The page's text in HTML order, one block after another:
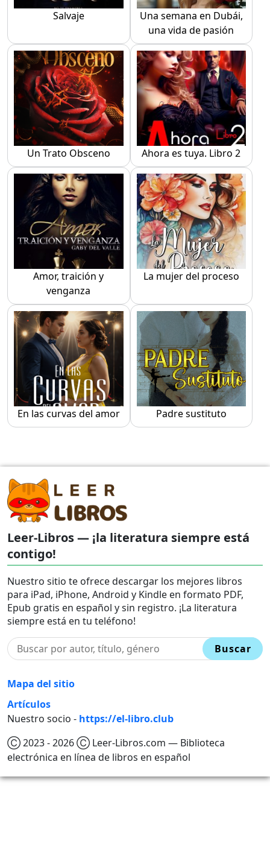
Salvaje
Una semana en Dubái,
una vida de pasión
Un Trato Obsceno Ahora es tuya. Libro 2
Amor, traición y
venganza
La mujer del proceso
En las curvas del amor Padre sustituto
Leer-Libros — ¡la literatura siempre está
contigo!
Nuestro sitio te ofrece descargar los mejores libros
para iPad, iPhone, Android y Kindle en formato PDF,
Epub gratis en español y sin registro. ¡La literatura
siempre está en tu teléfono!
Buscar
Mapa del sitio
Artículos
Nuestro socio - https://el-libro.club
Ⓒ 2023 - 2026 Ⓒ Leer-Libros.com — Biblioteca
electrónica en línea de libros en español